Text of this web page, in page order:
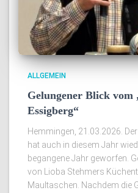
ALLGEMEIN
Gelungener Blick vom
Essigberg“
Hemmingen, 21.03.2026.
hat auch in diesem Jahr
begangene Jahr geworfen.
von Lioba Stehmers
Maultaschen. Nachdem die